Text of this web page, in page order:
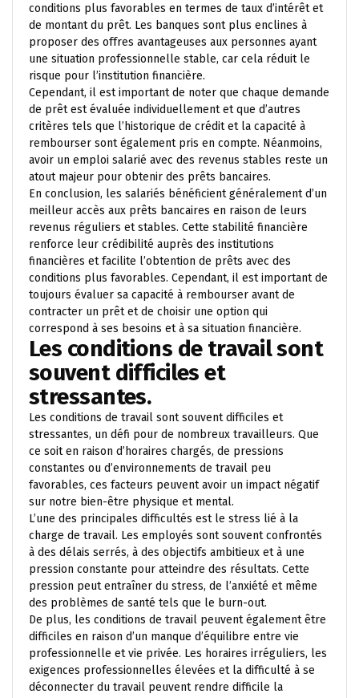
conditions plus favorables en termes de taux d’intérêt et
de montant du prêt. Les banques sont plus enclines à
proposer des offres avantageuses aux personnes ayant
une situation professionnelle stable, car cela réduit le
risque pour l’institution financière.
Cependant, il est important de noter que chaque demande
de prêt est évaluée individuellement et que d’autres
critères tels que l’historique de crédit et la capacité à
rembourser sont également pris en compte. Néanmoins,
avoir un emploi salarié avec des revenus stables reste un
atout majeur pour obtenir des prêts bancaires.
En conclusion, les salariés bénéficient généralement d’un
meilleur accès aux prêts bancaires en raison de leurs
revenus réguliers et stables. Cette stabilité financière
renforce leur crédibilité auprès des institutions
financières et facilite l’obtention de prêts avec des
conditions plus favorables. Cependant, il est important de
toujours évaluer sa capacité à rembourser avant de
contracter un prêt et de choisir une option qui
correspond à ses besoins et à sa situation financière.
Les conditions de travail sont
souvent difficiles et
stressantes.
Les conditions de travail sont souvent difficiles et
stressantes, un défi pour de nombreux travailleurs. Que
ce soit en raison d’horaires chargés, de pressions
constantes ou d’environnements de travail peu
favorables, ces facteurs peuvent avoir un impact négatif
sur notre bien-être physique et mental.
L’une des principales difficultés est le stress lié à la
charge de travail. Les employés sont souvent confrontés
à des délais serrés, à des objectifs ambitieux et à une
pression constante pour atteindre des résultats. Cette
pression peut entraîner du stress, de l’anxiété et même
des problèmes de santé tels que le burn-out.
De plus, les conditions de travail peuvent également être
difficiles en raison d’un manque d’équilibre entre vie
professionnelle et vie privée. Les horaires irréguliers, les
exigences professionnelles élevées et la difficulté à se
déconnecter du travail peuvent rendre difficile la